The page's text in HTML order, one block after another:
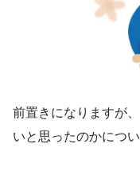
前置きになりますが
いと思ったのかにつ